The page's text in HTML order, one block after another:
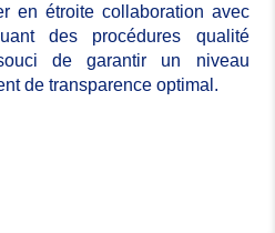
en étroite collaboration avec
des procédures qualité
de garantir un niveau
de transparence optimal.